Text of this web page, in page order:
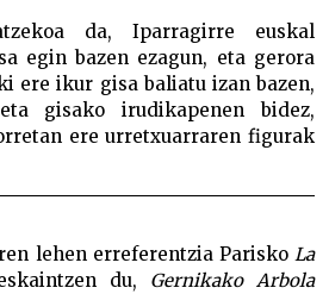
da, Iparragirre euskal
egin bazen ezagun, eta gerora
ere ikur gisa baliatu izan bazen,
gisako irudikapenen bidez,
ere urretxuarraren figurak
lehen erreferentzia Parisko La
du, Gernikako Arbola